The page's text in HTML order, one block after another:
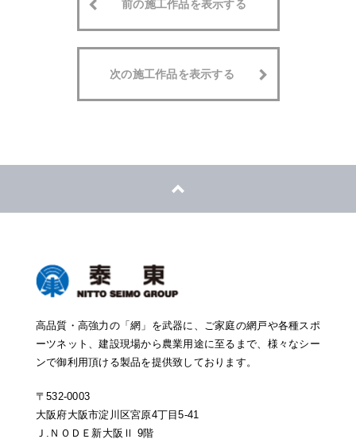
前の施工作品を表示する
次の施工作品を表示する
高品質・高強力の「網」を武器に、ご家庭の網戸や各種スポ
ーツネット、建設現場から農業用途に至るまで、様々なシー
ンで御利用頂ける製品を提供致しております。
〒532-0003
大阪府大阪市淀川区宮原4丁目5-41
Ｊ.ＮＯＤＥ新大阪Ⅱ 9階